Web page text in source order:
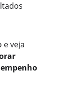
e veja